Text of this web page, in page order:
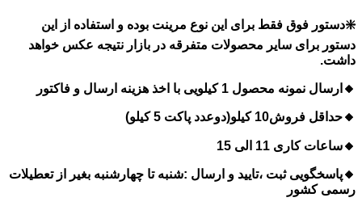
❇️دستور فوق فقط برای این نوع مرینت بوده و استفاده از این
دستور برای سایر محصولات متفرقه در بازار نتیجه عکس خواهد
داشت.
🔸ارسال نمونه محصول 1 کیلویی با اخذ هزینه ارسال و فاکتور
🔸حداقل فروش10 کیلو(دوعدد پاکت 5 کیلو)
🔸ساعات کاری 11 الی 15
🔸پاسخگویی ثبت ،تایید و ارسال :شنبه تا چهارشنبه بغیر از تعطیلات
رسمی کشور